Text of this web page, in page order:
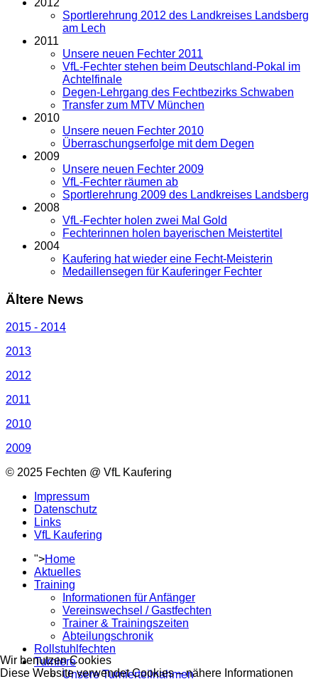
2012
Sportlerehrung 2012 des Landkreises Landsberg
am Lech
2011
Unsere neuen Fechter 2011
VfL-Fechter stehen beim Deutschland-Pokal im
Achtelfinale
Degen-Lehrgang des Fechtbezirks Schwaben
Transfer zum MTV München
2010
Unsere neuen Fechter 2010
Überraschungserfolge mit dem Degen
2009
Unsere neuen Fechter 2009
VfL-Fechter räumen ab
Sportlerehrung 2009 des Landkreises Landsberg
2008
VfL-Fechter holen zwei Mal Gold
Fechterinnen holen bayerischen Meistertitel
2004
Kaufering hat wieder eine Fecht-Meisterin
Medaillensegen für Kauferinger Fechter
Ältere News
2015 - 2014
2013
2012
2011
2010
2009
© 2025 Fechten @ VfL Kaufering
Impressum
Datenschutz
Links
VfL Kaufering
">Home
Aktuelles
Training
Informationen für Anfänger
Vereinswechsel / Gastfechten
Trainer & Trainingszeiten
Abteilungschronik
Rollstuhlfechten
Turniere
Unsere Turnierteilnahmen
Wir benutzen Cookies
Diese Website verwendet Cookies – nähere Informationen